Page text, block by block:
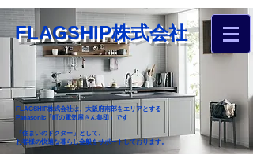
FLAGSHIP株式会社
FLAGSHIP株式会社は、大阪府南部をエリアとする
Panasonic「町の電気屋さん集団」です
「住まいのドクター」として、
お客様の快適な暮らし全般をサポートしております。